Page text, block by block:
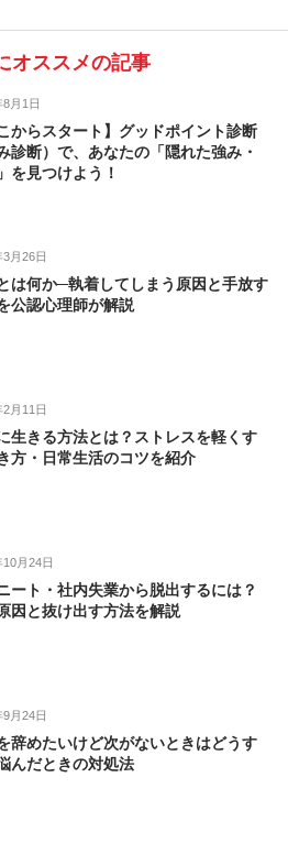
オススメの記事
月1日
こからスタート】グッドポイント診断
診断）で、あなたの「隠れた強み・
を見つけよう！
月26日
は何か─執着してしまう原因と手放す
公認心理師が解説
月11日
生きる方法とは？ストレスを軽くす
方・日常生活のコツを紹介
月24日
ート・社内失業から脱出するには？
因と抜け出す方法を解説
月24日
辞めたいけど次がないときはどうす
んだときの対処法